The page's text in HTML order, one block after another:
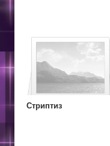
Стриптиз